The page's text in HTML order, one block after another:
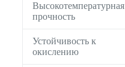
Высокотемпературная
прочность
Устойчивость к
окислению